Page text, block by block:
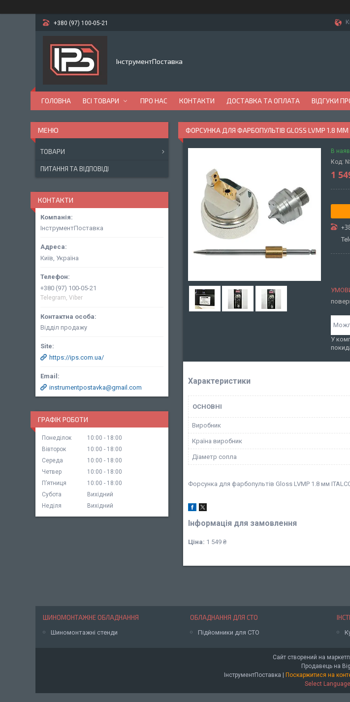
+380 (97) 100-05-21
ІнструментПоставка
ГОЛОВНА ВСІ ТОВАРИ ПРО НАС КОНТАКТИ ДОСТАВКА ТА ОПЛАТА ВІДГУКИ
ФОРСУНКА ДЛЯ ФАРБОПУЛЬТІВ GLOSS LVMP 1.8 ММ
В
Код:
1
У
Характеристики
ОСНОВНІ
Виробник
Країна виробник
Діаметр сопла
Форсунка для фарбопультів Gloss LVMP 1.8 мм
Інформація для замовлення
Ціна: 1 549 ₴
ТОВАРИ
ПИТАННЯ ТА ВІДПОВІДІ
КОНТАКТИ
ІнструментПоставка
Київ, Україна
+380 (97) 100-05-21
Telegram, Viber
Відділ продажу
https://ips.com.ua/
instrumentpostavka@gmail.com
ГРАФІК РОБОТИ
Понеділок 10:00
18:00
Вівторок
10:00
18:00
Середа
10:00
18:00
Четвер
10:00
18:00
Пʼятниця
10:00
18:00
Субота
Вихідний
Неділя
Вихідний
ШИНОМОНТАЖНЕ ОБЛАДНАННЯ
Шиномонтажні стенди
ОБЛАДНАННЯ ДЛЯ СТО
Підйомники для СТО
Сайт створений на
Продавець на
ІнструментПоставка | Поскаржитися на
Select Language